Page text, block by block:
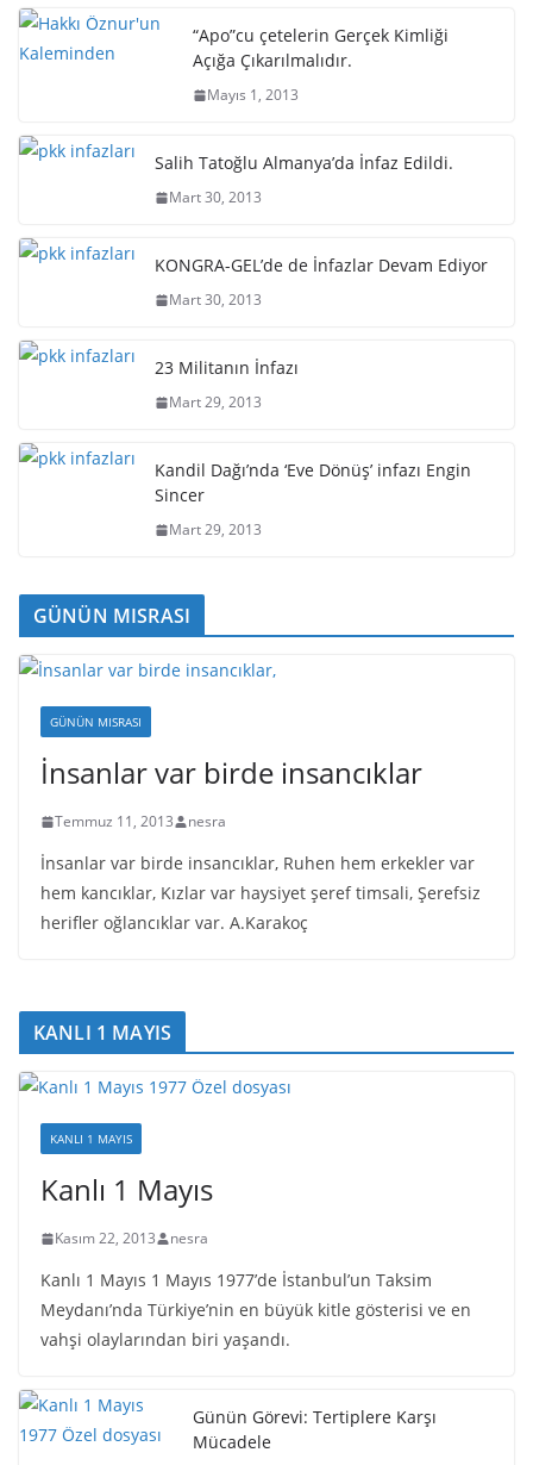
“Apo”cu çetelerin Gerçek Kimliği
Açığa Çıkarılmalıdır.
Mayıs 1, 2013
Salih Tatoğlu Almanya’da İnfaz Edildi.
Mart 30, 2013
KONGRA-GEL’de de İnfazlar Devam Ediyor
Mart 30, 2013
23 Militanın İnfazı
Mart 29, 2013
Kandil Dağı’nda ‘Eve Dönüş’ infazı Engin
Sincer
Mart 29, 2013
GÜNÜN MISRASI
GÜNÜN MISRASI
İnsanlar var birde insancıklar
Temmuz 11, 2013 nesra
İnsanlar var birde insancıklar, Ruhen hem erkekler var
hem kancıklar, Kızlar var haysiyet şeref timsali, Şerefsiz
herifler oğlancıklar var. A.Karakoç
KANLI 1 MAYIS
KANLI 1 MAYIS
Kanlı 1 Mayıs
Kasım 22, 2013 nesra
Kanlı 1 Mayıs 1 Mayıs 1977’de İstanbul’un Taksim
Meydanı’nda Türkiye’nin en büyük kitle gösterisi ve en
vahşi olaylarından biri yaşandı.
Günün Görevi: Tertiplere Karşı
Mücadele